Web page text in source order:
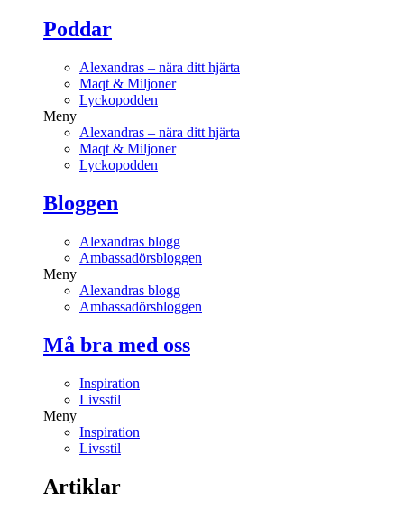
Poddar
Alexandras – nära ditt hjärta
Maqt & Miljoner
Lyckopodden
Meny
Alexandras – nära ditt hjärta
Maqt & Miljoner
Lyckopodden
Bloggen
Alexandras blogg
Ambassadörsbloggen
Meny
Alexandras blogg
Ambassadörsbloggen
Må bra med oss
Inspiration
Livsstil
Meny
Inspiration
Livsstil
Artiklar